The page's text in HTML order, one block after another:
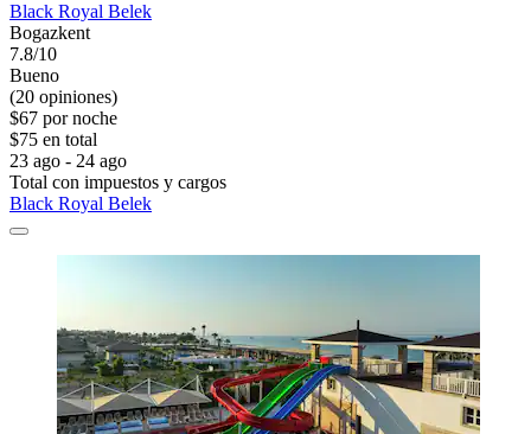
Black Royal Belek
Bogazkent
7.8/10
Bueno
(20 opiniones)
$67 por noche
$75 en total
23 ago - 24 ago
Total con impuestos y cargos
Black Royal Belek